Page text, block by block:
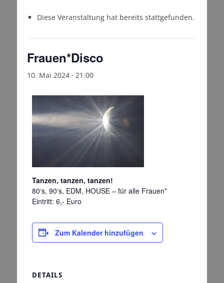
Diese Veranstaltung hat bereits stattgefunden.
Frauen*Disco
10. Mai 2024 · 21:00
Tanzen, tanzen, tanzen!
80‘s, 90‘s, EDM, HOUSE – für alle Frauen*
Eintritt: 6,- Euro
Zum Kalender hinzufügen
DETAILS